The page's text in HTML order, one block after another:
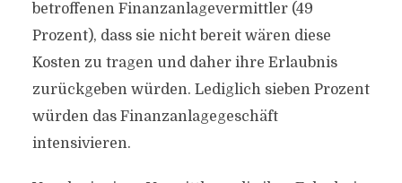
betroffenen Finanzanlagevermittler (49
Prozent), dass sie nicht bereit wären diese
Kosten zu tragen und daher ihre Erlaubnis
zurückgeben würden. Lediglich sieben Prozent
würden das Finanzanlagegeschäft
intensivieren.